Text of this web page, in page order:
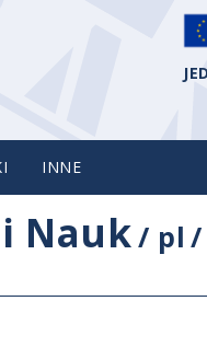
INNE
Nauk/ pl